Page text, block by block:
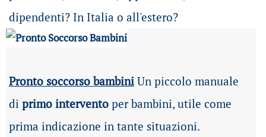
dipendenti? In Italia o all'estero?
Pronto soccorso bambiniUn piccolo manuale
di primo interventoper bambini, utile come
prima indicazione in tante situazioni.